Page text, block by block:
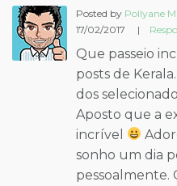
Posted by Pollyane
17/02/2017
|
Que passeio
posts de
dos
Aposto que a
incrível
sonho um dia
pessoalmente.